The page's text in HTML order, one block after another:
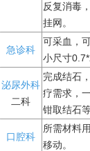
反复消毒
挂网。
急诊科
可采血，
小尺寸
泌尿外科
二科
完成结石
疗需求，
钳取结石
口腔科
所需材料
移动。